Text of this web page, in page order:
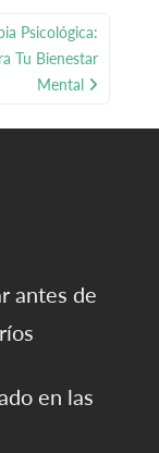
Psicológica:
Tu Bienestar
Mental
antes de
en las